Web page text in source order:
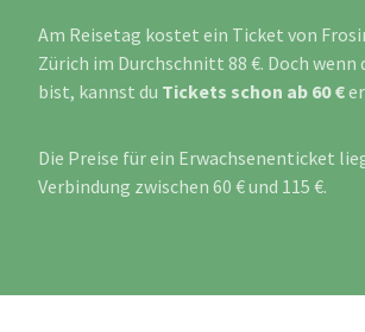
Am Reisetag kostet ein Ticket von
Zürich im Durchschnitt 88 €. Doch wenn
bist, kannst du Tickets schon ab 60 €
Die Preise für ein Erwachsenenticket
Verbindung zwischen 60 € und 115 €.